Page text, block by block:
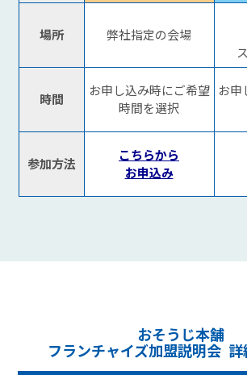
場所 弊社指定の会場
時間
お申し込み時にご希望
時間を選択
お申
参加方法
こちらから
お申込み
おそうじ本舗
フランチャイズ加盟説明会 詳